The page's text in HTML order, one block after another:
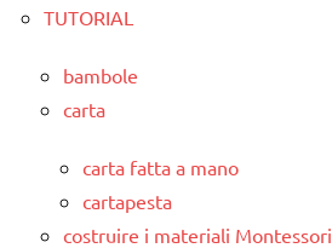
TUTORIAL
bambole
carta
carta fatta a mano
cartapesta
costruire i materiali Montessori